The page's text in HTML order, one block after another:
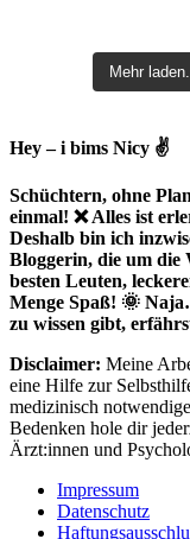
Mehr laden...
Hey – i bims Nicy ✌
Schüchtern, ohne
einmal! ❌ Alles ist
Deshalb bin ich
Bloggerin, die um die
besten Leuten,
Menge Spaß! 🌞
zu wissen gibt,
Disclaimer: Meine
eine Hilfe zur
medizinisch
Bedenken hole dir
Ärzt:innen und
Impressum
Datenschutz